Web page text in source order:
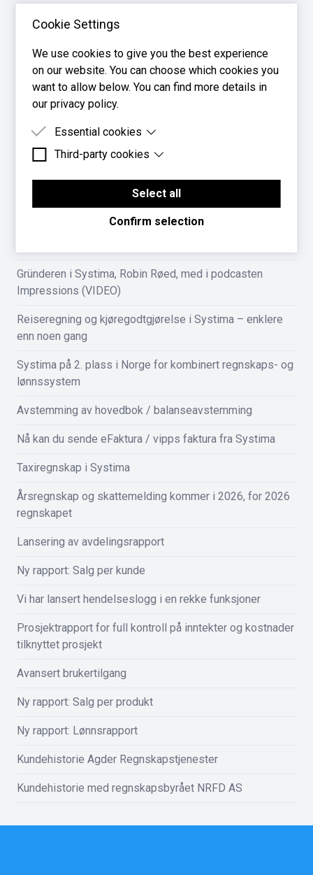
FLERE NYHETER
Ny funksjonsside gir deg full oversikt over alt Systima
kan gjøre for bedriften din
Systima støtter nå eFaktura og Vipps faktura – send og
Ny utleggsmodul i Systima-appen: full kontroll fra utlegg
Gründeren i Systima, Robin Røed, med i podcasten
Impressions (VIDEO)
Reiseregning og kjøregodtgjørelse i Systima – enklere
enn noen gang
Systima på 2. plass i Norge for kombinert regnskaps- og
lønnssystem
Avstemming av hovedbok / balanseavstemming
Nå kan du sende eFaktura / vipps faktura fra Systima
Taxiregnskap i Systima
Årsregnskap og skattemelding kommer i 2026, for 2026
regnskapet
Lansering av avdelingsrapport
Ny rapport: Salg per kunde
Vi har lansert hendelseslogg i en rekke funksjoner
Prosjektrapport for full kontroll på inntekter og kostnader
tilknyttet prosjekt
Avansert brukertilgang
Ny rapport: Salg per produkt
Ny rapport: Lønnsrapport
Kundehistorie Agder Regnskapstjenester
Kundehistorie med regnskapsbyrået NRFD AS
Cookie Settings
We use cookies to give you the best experience
on our website. You can choose which cookies you
want to allow below. You can find more details in
our privacy policy.
Essential cookies
Essential cookies are cookies that are needed for
Third-party cookies
Third-party cookies are cookies set by third-party
software to enable features such as Google
Maps.
Select all
Confirm selection